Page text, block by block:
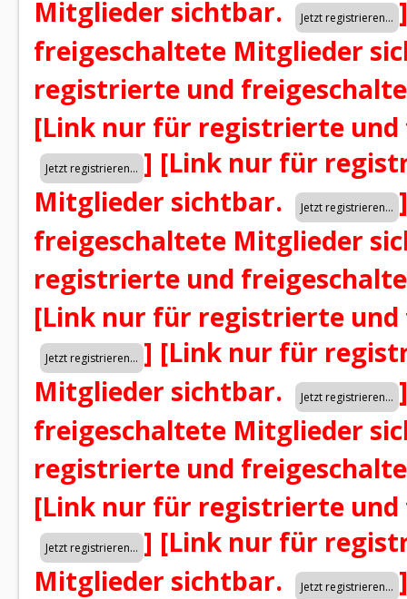
Mitglieder sichtbar.
]
freigeschaltete Mitglieder
registrierte und
[Link nur für registrierte
] [Link nur für
Mitglieder sichtbar.
]
freigeschaltete Mitglieder
registrierte und
[Link nur für registrierte
] [Link nur für
Mitglieder sichtbar.
]
freigeschaltete Mitglieder
registrierte und
[Link nur für registrierte
] [Link nur für
Mitglieder sichtbar.
]